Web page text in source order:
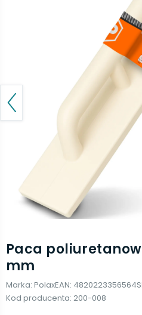
Paca
mm
Marka: PolaxEAN: 4820223356564
Kod producenta: 200-008